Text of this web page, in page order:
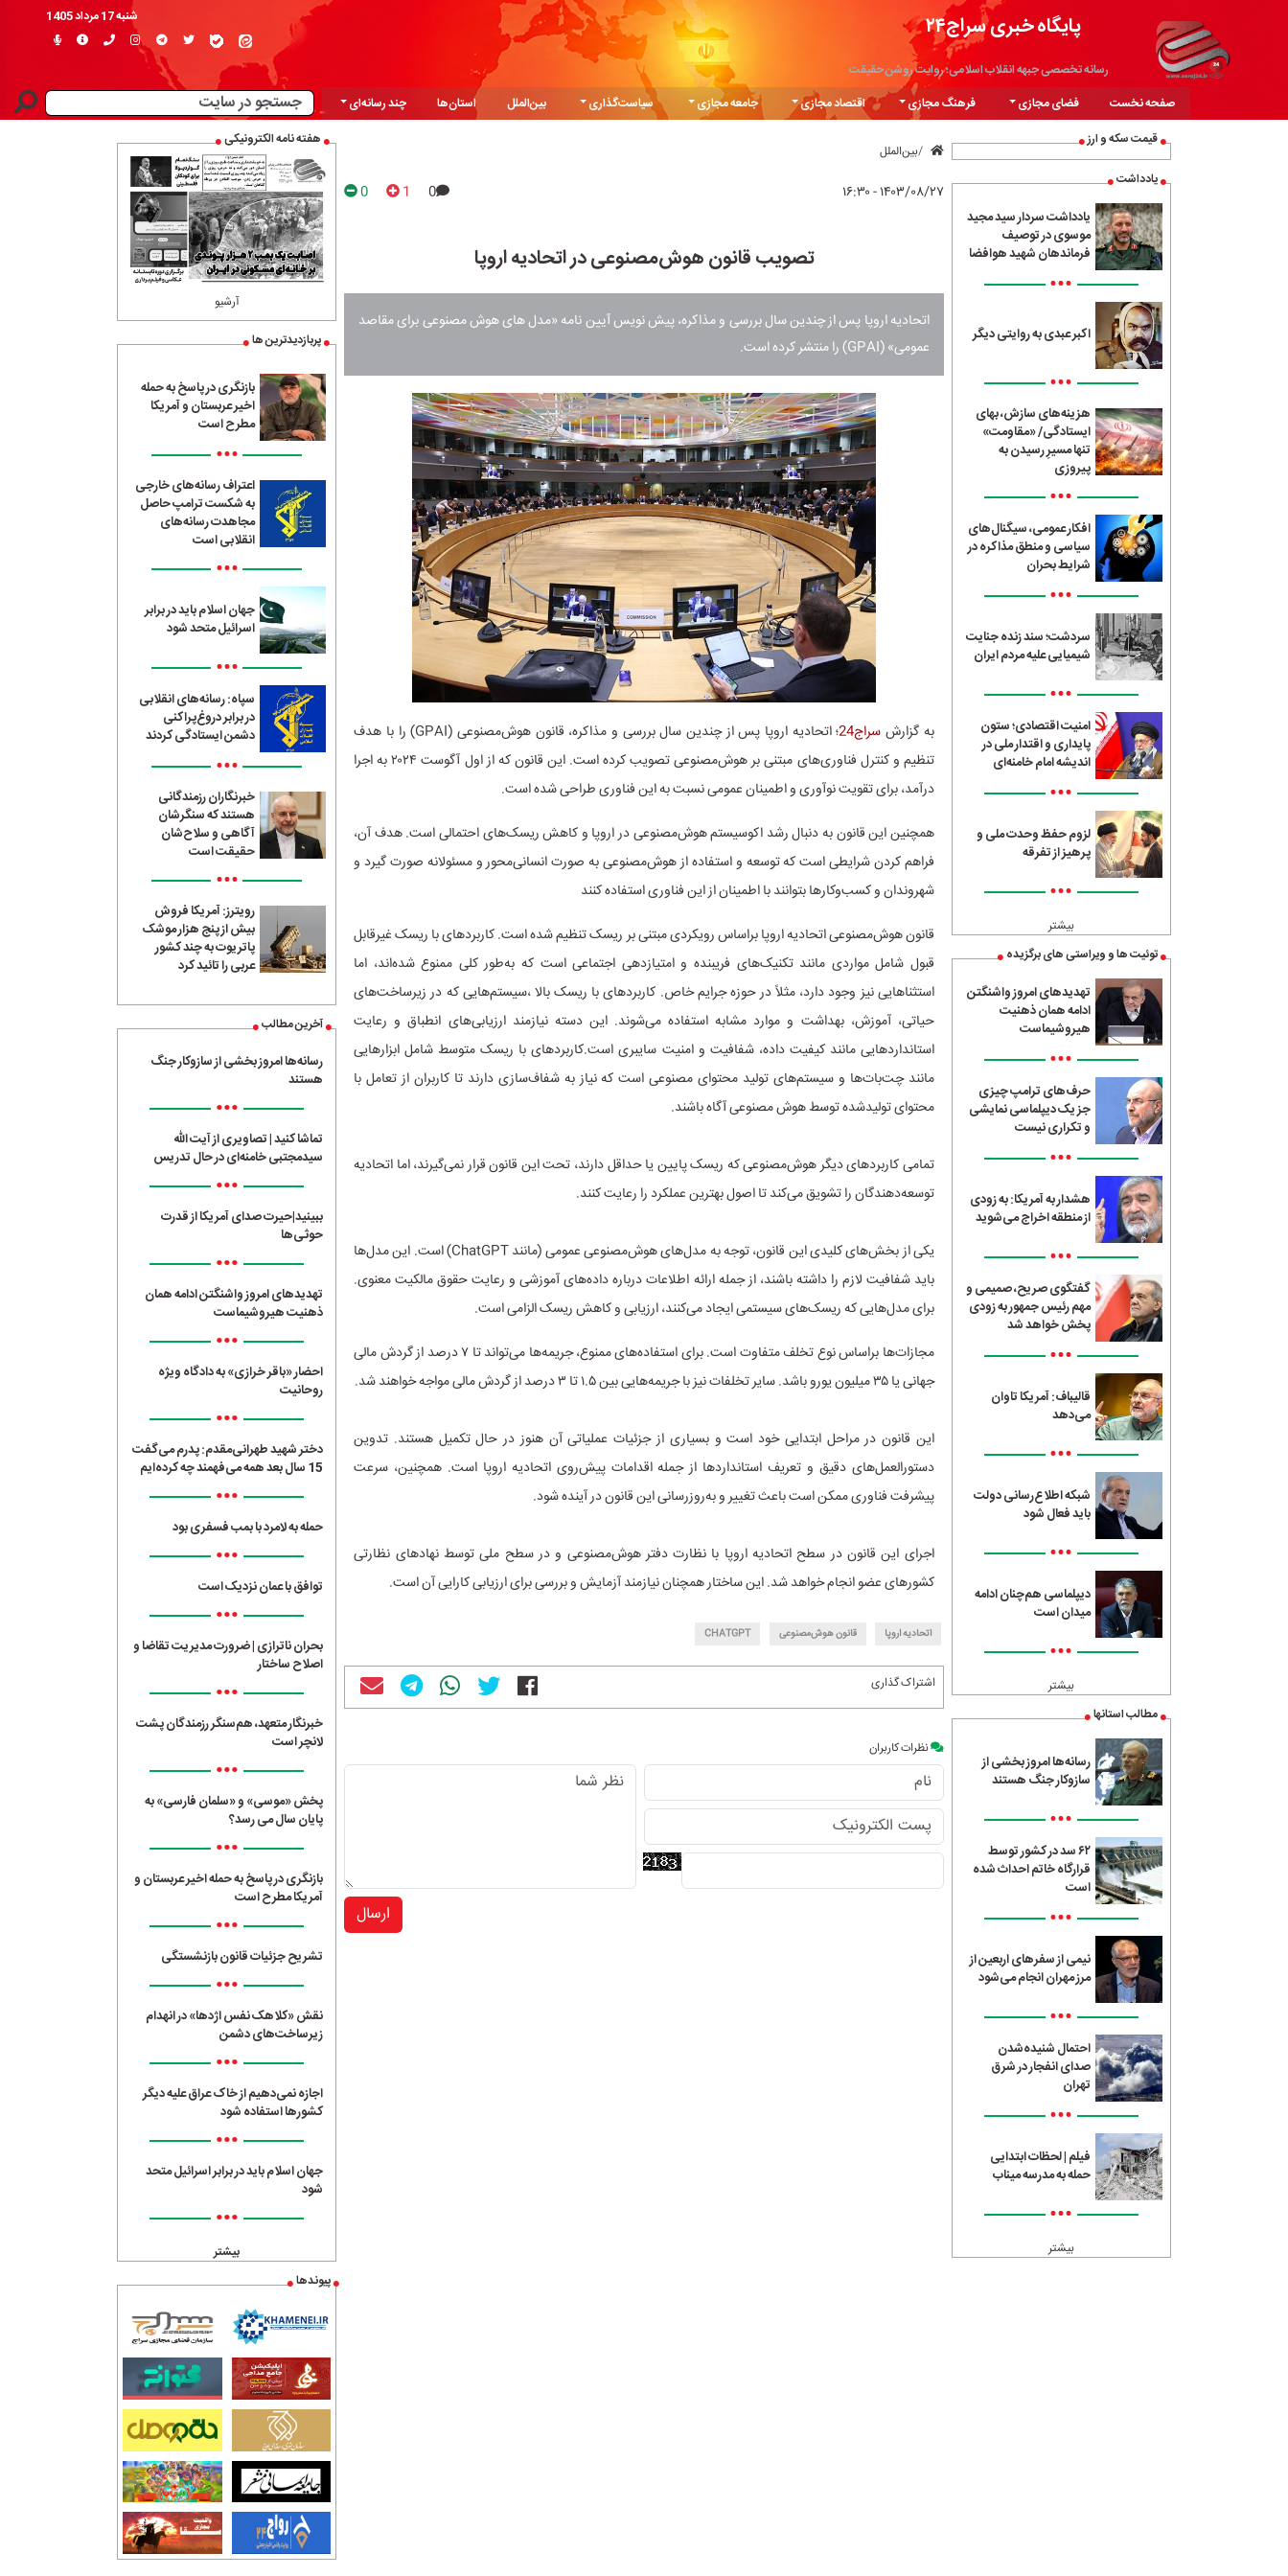
پایگاه خبری سراج۲۴
رسانه تخصصی جبهه انقلاب اسلامی؛ روایت روشن حقیقت
شنبه 17 مرداد 1405
صفحه نخست فضای مجازی فرهنگ مجازی اقتصاد مجازی جامعه مجازی سیاست‌گذاری بین‌الملل استان‌ها
چند رسانه‌ای
قیمت سکه و ارز
یادداشت
یادداشت سردار سید مجید
موسوی در توصیف
فرماندهان شهید هوافضا
•••
اکبر عبدی به روایتی دیگر
•••
هزینه‌های سازش، بهای
ایستادگی/ «مقاومت»
تنها مسیرِ رسیدن به
پیروزی
•••
افکار عمومی، سیگنال‌های
سیاسی و منطق مذاکره در
شرایط بحران
•••
سردشت؛ سند زنده جنایت
شیمیایی علیه مردم ایران
•••
امنیت اقتصادی؛ ستون
پایداری و اقتدار ملی در
اندیشه امام خامنه‌ای
•••
لزوم حفظ وحدت ملی و
پرهیز از تفرقه
•••
بیشتر
توئیت ها و ویراستی های برگزیده
تهدیدهای امروز واشنگتن
ادامه همان ذهنیت
هیروشیماست
•••
حرف‌های ترامپ چیزی
جز یک دیپلماسی نمایشی
و تکراری نیست
•••
هشدار به آمریکا: به زودی
از منطقه اخراج می‌شوید
•••
گفتگوی صریح، صمیمی و
مهم رئیس جمهور به زودی
پخش خواهد شد
•••
قالیباف: آمریکا تاوان
می‌دهد
•••
شبکه اطلاع‌رسانی دولت
باید فعال شود
•••
دیپلماسی هم‌چنان ادامه
میدان است
•••
بیشتر
مطالب استانها
رسانه‌ها امروز بخشی از
سازوکار جنگ هستند
•••
۶۲ سد در کشور توسط
قرارگاه خاتم احداث شده
است
•••
نیمی از سفرهای اربعین از
مرز مهران انجام می‌شود
•••
احتمال شنیده‌شدن
صدای انفجار در شرق
تهران
•••
فیلم | لحظات ابتدایی
حمله به مدرسه میناب
•••
بیشتر
بین‌الملل
۱۴۰۳/۰۸/۲۷ - ۱۶:۳۰ 0
1
0
تصویب قانون هوش‌مصنوعی در اتحادیه اروپا
اتحادیه اروپا پس از چندین سال بررسی و مذاکره، پیش نویس آیین نامه «مدل های هوش مصنوعی برای مقاصد
عمومی» (GPAI) را منتشر کرده است.
به گزارش سراج24
؛ اتحادیه اروپا پس از چندین سال بررسی و مذاکره، قانون هوش‌مصنوعی (GPAI) را با هدف
تنظیم و کنترل فناوری‌های مبتنی بر هوش‌مصنوعی تصویب کرده است. این قانون که از اول آگوست ۲۰۲۴ به اجرا
درآمد، برای تقویت نوآوری و اطمینان عمومی نسبت به این فناوری طراحی شده است.
همچنین این قانون به دنبال رشد اکوسیستم هوش‌مصنوعی در اروپا و کاهش ریسک‌های احتمالی است. هدف آن،
فراهم کردن شرایطی است که توسعه و استفاده از هوش‌مصنوعی به صورت انسانی‌محور و مسئولانه صورت گیرد و
شهروندان و کسب‌وکار‌ها بتوانند با اطمینان از این فناوری استفاده کنند
قانون هوش‌مصنوعی اتحادیه اروپا براساس رویکردی مبتنی بر ریسک تنظیم شده است. کاربرد‌های با ریسک غیرقابل
قبول شامل مواردی مانند تکنیک‌های فریبنده و امتیازدهی اجتماعی است که به‌طور کلی ممنوع شده‌اند، اما
استثنا‌هایی نیز وجود دارد، مثلاً در حوزه جرایم خاص. کاربرد‌های با ریسک بالا ،سیستم‌هایی که در زیرساخت‌های
حیاتی، آموزش، بهداشت و موارد مشابه استفاده می‌شوند. این دسته نیازمند ارزیابی‌های انطباق و رعایت
استاندارد‌هایی مانند کیفیت داده، شفافیت و امنیت سایبری است.کاربرد‌های با ریسک متوسط شامل ابزار‌هایی
مانند چت‌بات‌ها و سیستم‌های تولید محتوای مصنوعی است که نیاز به شفاف‌سازی دارند تا کاربران از تعامل با
محتوای تولیدشده توسط هوش مصنوعی آگاه باشند.
تمامی کاربرد‌های دیگر هوش‌مصنوعی که ریسک پایین یا حداقل دارند، تحت این قانون قرار نمی‌گیرند، اما اتحادیه
توسعه‌دهندگان را تشویق می‌کند تا اصول بهترین عملکرد را رعایت کنند.
یکی از بخش‌های کلیدی این قانون، توجه به مدل‌های هوش‌مصنوعی عمومی (مانند ChatGPT) است. این مدل‌ها
باید شفافیت لازم را داشته باشند، از جمله ارائه اطلاعات درباره داده‌های آموزشی و رعایت حقوق مالکیت معنوی.
برای مدل‌هایی که ریسک‌های سیستمی ایجاد می‌کنند، ارزیابی و کاهش ریسک الزامی است.
مجازات‌ها براساس نوع تخلف متفاوت است. برای استفاده‌های ممنوع، جریمه‌ها می‌تواند تا ۷ درصد از گردش مالی
جهانی یا ۳۵ میلیون یورو باشد. سایر تخلفات نیز با جریمه‌هایی بین ۱.۵ تا ۳ درصد از گردش مالی مواجه خواهند شد.
این قانون در مراحل ابتدایی خود است و بسیاری از جزئیات عملیاتی آن هنوز در حال تکمیل هستند. تدوین
دستورالعمل‌های دقیق و تعریف استاندارد‌ها از جمله اقدامات پیش‌روی اتحادیه اروپا است. همچنین، سرعت
پیشرفت فناوری ممکن است باعث تغییر و به‌روزرسانی این قانون در آینده شود.
اجرای این قانون در سطح اتحادیه اروپا با نظارت دفتر هوش‌مصنوعی و در سطح ملی توسط نهاد‌های نظارتی
کشور‌های عضو انجام خواهد شد. این ساختار همچنان نیازمند آزمایش و بررسی برای ارزیابی کارایی آن است.
اتحادیه اروپا قانون هوش‌مصنوعی CHATGPT
اشتراک گذاری
نظرات کاربران
ارسال
هفته نامه الکترونیکی
آرشیو
پربازدیدترین ها
بازنگری در پاسخ به حمله
اخیر عربستان و آمریکا
مطرح است
•••
اعتراف رسانه‌های خارجی
به شکست ترامپ حاصل
مجاهدت رسانه‌های
انقلابی است
•••
جهان اسلام باید در برابر
اسرائیل متحد شود
•••
سپاه: رسانه‌های انقلابی
در برابر دروغ‌پراکنی
دشمن ایستادگی کردند
•••
خبرنگاران رزمندگانی
هستند که سنگرشان
آگاهی و سلاح‌شان
حقیقت است
•••
رویترز: آمریکا فروش
بیش از پنج هزار موشک
پاتریوت به چند کشور
عربی را تائید کرد
آخرین مطالب
رسانه‌ها امروز بخشی از سازوکار جنگ
هستند
•••
تماشا کنید | تصاویری از آیت الله
سیدمجتبی خامنه‌ای در حال تدریس
•••
ببینید|حیرت صدای آمریکا از قدرت
حوثی‌ها
•••
تهدیدهای امروز واشنگتن ادامه همان
ذهنیت هیروشیماست
•••
احضار «باقر خرازی» به دادگاه ویژه
روحانیت
•••
دختر شهید طهرانی‌مقدم: پدرم می‌گفت
15 سال بعد همه می‌فهمند چه کرده‌ایم
•••
حمله به لامرد با بمب فسفری بود
•••
توافق با عمان نزدیک است
•••
بحران ناترازی | ضرورت مدیریت تقاضا و
اصلاح ساختار
•••
خبرنگار متعهد، هم‌سنگر رزمندگان پشت
لانچر است
•••
پخش «موسی» و «سلمان فارسی» به
پایان سال می رسد؟
•••
بازنگری در پاسخ به حمله اخیر عربستان و
آمریکا مطرح است
•••
تشریح جزئیات قانون بازنشستگی
•••
نقش «کلاهک نفس اژدها» در انهدام
زیرساخت‌های دشمن
•••
اجازه نمی‌دهیم از خاک عراق علیه دیگر
کشورها استفاده شود
•••
جهان اسلام باید در برابر اسرائیل متحد
شود
•••
بیشتر
پیوندها